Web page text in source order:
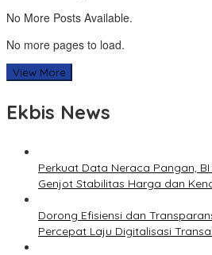
No More Posts Available.
No more pages to load.
View More
Ekbis News
Perkuat Data Neraca Pangan,
Genjot Stabilitas Harga dan
Dorong Efisiensi dan
Percepat Laju Digitalisasi